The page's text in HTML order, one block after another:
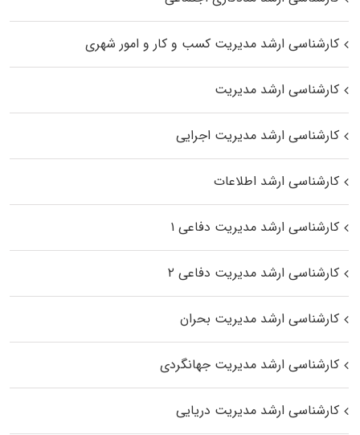
کارشناسی ارشد مدیریت کسب و کار و امور شهری
کارشناسی ارشد مدیریت
کارشناسی ارشد مدیریت اجرایی
کارشناسی ارشد اطلاعات
کارشناسی ارشد مدیریت دفاعی ۱
کارشناسی ارشد مدیریت دفاعی ۲
کارشناسی ارشد مدیریت بحران
کارشناسی ارشد مدیریت جهانگردی
کارشناسی ارشد مدیریت دریایی